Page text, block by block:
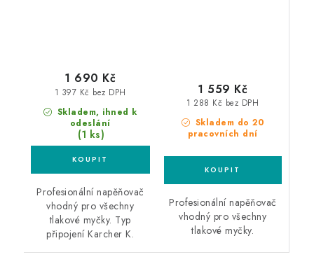
Skladem, ihned k
odeslání
(1 ks)
1 397 Kč bez DPH
1 690 Kč
Profesionální napěňovač
vhodný pro všechny
tlakové myčky. Typ
připojení Karcher K.
Skladem do 20
pracovních dní
1 288 Kč bez DPH
1 559 Kč
Profesionální napěňovač
vhodný pro všechny
tlakové myčky.